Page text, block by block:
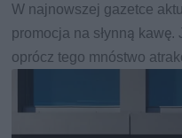
W najnowszej gazetce
promocja na słynną
oprócz tego mnóstwo